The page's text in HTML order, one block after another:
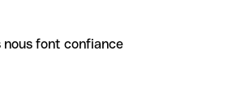
font confiance